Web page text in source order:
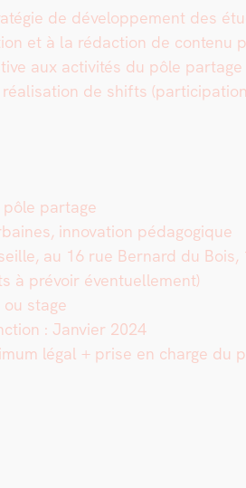
de développe­ment des
et à la rédac­tion de con­tenu
aux activ­ités du pôle partage
de shifts
pôle partage
inno­va­tion péd­a­gogique
au 16 rue Bernard du Bois,
à prévoir éventuelle­ment)
stage
: Jan­vi­er 2024
légal + prise en charge du